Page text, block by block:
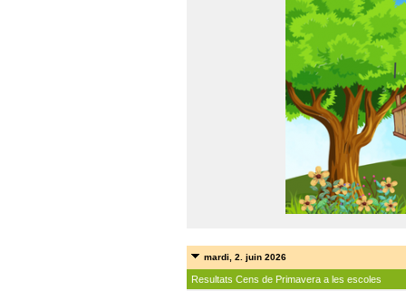
mardi, 2. juin 2026
Resultats Cens de Primavera a les escoles